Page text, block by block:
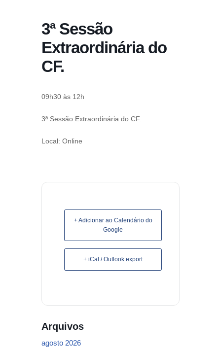
3ª Sessão
Extraordinária do
CF.
09h30 às 12h
3ª Sessão Extraordinária do CF.
Local: Online
+ Adicionar ao Calendário do
Google
+ iCal / Outlook export
Arquivos
agosto 2026